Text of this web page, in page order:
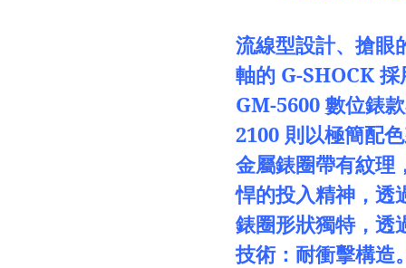
流線型設計、搶眼
軸的 G-SHOCK 採
GM-5600 數位錶
2100 則以極簡配
金屬錶圈帶有紋理
悍的投入精神，透
錶圈形狀獨特，透
技術：耐衝擊構造